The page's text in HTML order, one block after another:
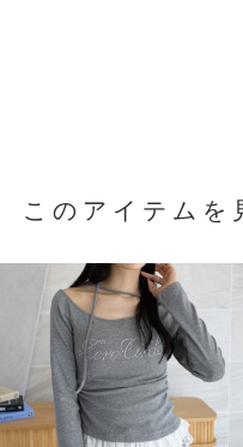
このアイテムを